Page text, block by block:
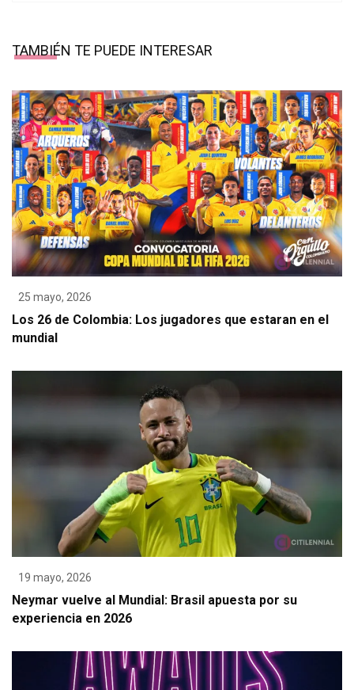
TAMBIÉN TE PUEDE INTERESAR
25 mayo, 2026
Los 26 de Colombia: Los jugadores que estaran en el
mundial
19 mayo, 2026
Neymar vuelve al Mundial: Brasil apuesta por su
experiencia en 2026